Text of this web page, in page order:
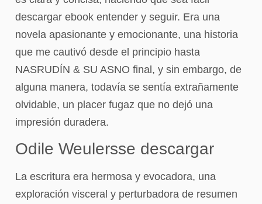
descargar ebook entender y seguir. Era una
novela apasionante y emocionante, una historia
que me cautivó desde el principio hasta
NASRUDÍN & SU ASNO final, y sin embargo, de
alguna manera, todavía se sentía extrañamente
olvidable, un placer fugaz que no dejó una
impresión duradera.
Odile Weulersse descargar
La escritura era hermosa y evocadora, una
exploración visceral y perturbadora de resumen